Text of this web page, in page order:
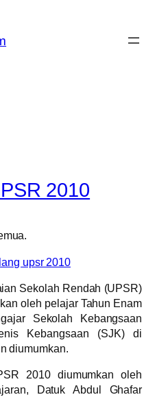
2010
Sekolah Rendah (UPSR)
oleh pelajar Tahun Enam
Sekolah Kebangsaan
Kebangsaan (SJK) di
diumumkan.
2010 diumumkan oleh
Datuk Abdul Ghafar